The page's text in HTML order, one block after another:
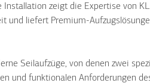
Installation zeigt die Expertise von
und liefert Premium-
Seilaufzüge, von denen zwei
und funktionalen Anforderungen